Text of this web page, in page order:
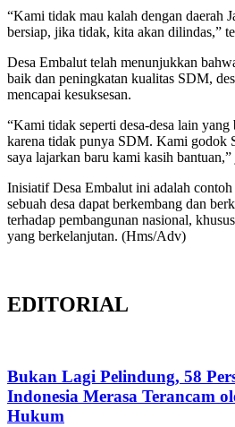
“Kami tidak mau kalah dengan daerah
bersiap, jika tidak, kita akan dilindas,”
Desa Embalut telah menunjukkan
baik dan peningkatan kualitas SDM,
mencapai kesuksesan.
“Kami tidak seperti desa-desa lain
karena tidak punya SDM. Kami godok
saya lajarkan baru kami kasih bantuan,”
Inisiatif Desa Embalut ini adalah contoh
sebuah desa dapat berkembang dan
terhadap pembangunan nasional,
yang berkelanjutan. (Hms/Adv)
EDITORIAL
Bukan Lagi Pelindung, 58
Indonesia Merasa Terancam
Hukum